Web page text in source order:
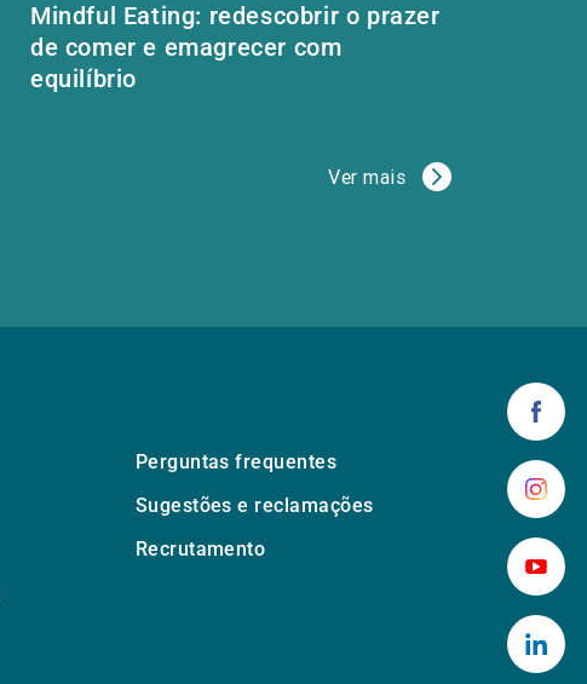
Mindful Eating: redescobrir o prazer
de comer e emagrecer com
equilíbrio
Ver mais
Perguntas frequentes
Sugestões e reclamações
Recrutamento